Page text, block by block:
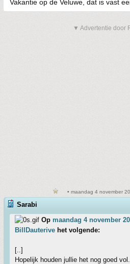
Vakantie op de Veluwe, dat is vast
▼ Advertentie door
• maandag 4 november
Sarabi
Op maandag 4 november
BillDauterive het volgende:
[..]
Hopelijk houden jullie het nog goed